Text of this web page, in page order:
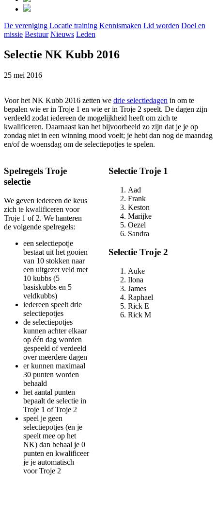
De vereniging Locatie training Kennismaken Lid worden Doel en
missie Bestuur Nieuws Leden
Selectie NK Kubb 2016
25 mei 2016
Voor het NK Kubb 2016 zetten we drie selectiedagen in om te
bepalen wie er in Troje 1 en wie er in Troje 2 speelt. De dagen zijn
verdeeld zodat iedereen de mogelijkheid heeft om zich te
kwalificeren. Daarnaast kan het bijvoorbeeld zo zijn dat je je op
zondag niet in een winning mood voelt; je hebt dan nog de maandag
en/of de woensdag om de selectiepotjes te spelen.
Spelregels Troje
selectie
We geven iedereen de keus
zich te kwalificeren voor
Troje 1 of 2. We hanteren
de volgende spelregels:
een selectiepotje
bestaat uit het gooien
van 10 stokken naar
een uitgezet veld met
10 kubbs (5
basiskubbs en 5
veldkubbs)
iedereen speelt drie
selectiepotjes
de selectiepotjes
kunnen achter elkaar
op één dag worden
gespeeld of verdeeld
over meerdere dagen
er kunnen maximaal
30 punten worden
behaald
het aantal punten
bepaalt de selectie in
Troje 1 of Troje 2
speel je geen
selectiepotjes (en je
speelt mee op het
NK) dan behaal je 0
punten en kwalificeer
je je automatisch
voor Troje 2
Selectie Troje 1
Aad
Frank
Keston
Marijke
Oezel
Sandra
Selectie Troje 2
Auke
Ilona
James
Raphael
Rick E
Rick M